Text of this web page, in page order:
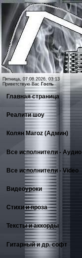
Пятница, 07.08.2026, 03:13
Приветствую Вас Гость
Главная страница
Реалити шоу
Колян Maroz (Админ)
Все исполнители - Аудио
Все исполнители - Video
Видеоуроки
Стихи и проза
Тексты и аккорды
Гитарный и др. софт